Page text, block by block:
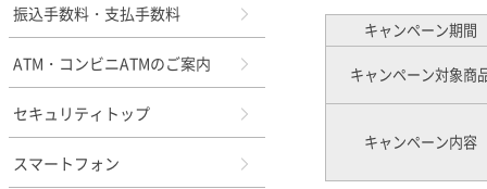
キャンペーン期間
キャンペーン対象商
キャンペーン内容
振込手数料・支払手数料
ATM・コンビニATMのご案内
セキュリティトップ
スマートフォン